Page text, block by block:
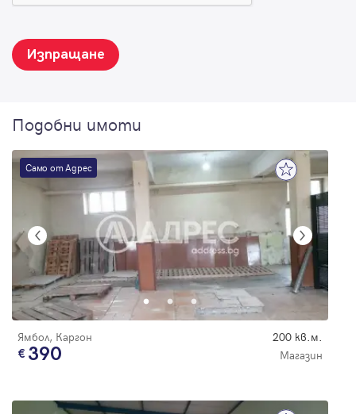
Изпращане
Подобни имоти
Само от Адрес
Ямбол, Каргон 200 кв.м.
390 Магазин